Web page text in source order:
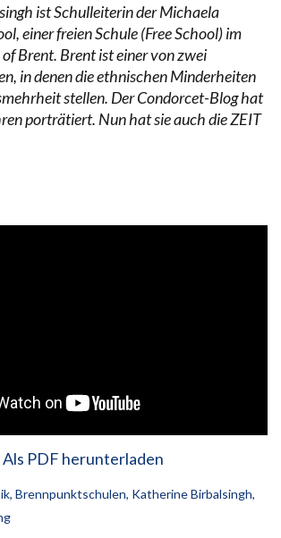
ist Schulleiterin der Michaela
einer freien Schule (Free School) im
Brent. Brent ist einer von zwei
in denen die ethnischen Minderheiten
stellen. Der Condorcet-Blog hat
porträtiert. Nun hat sie auch die ZEIT
Als PDF herunterladen
, Brennpunktschulen, Katherine Birbalsingh,